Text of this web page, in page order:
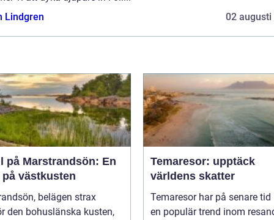
Lindgren
02 augusti
på Marstrandsön: En
västkusten
belägen strax
den bohuslänska kusten,
Temaresor: upptäck
världens skatter
Temaresor har på senare
en populär trend inom